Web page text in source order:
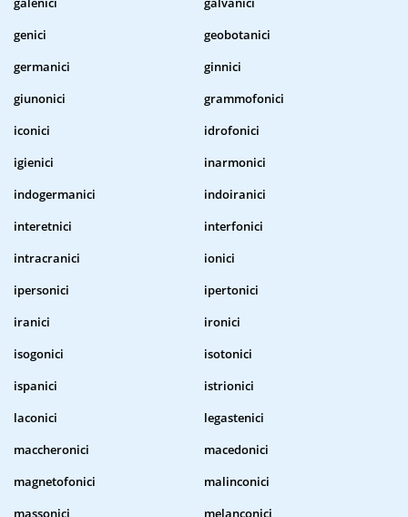
genici
geobotanici
germanici
ginnici
giunonici
grammofonici
iconici
idrofonici
igienici
inarmonici
indogermanici
indoiranici
interetnici
interfonici
intracranici
ionici
ipersonici
ipertonici
iranici
ironici
isogonici
isotonici
ispanici
istrionici
laconici
legastenici
maccheronici
macedonici
magnetofonici
malinconici
massonici
melanconici